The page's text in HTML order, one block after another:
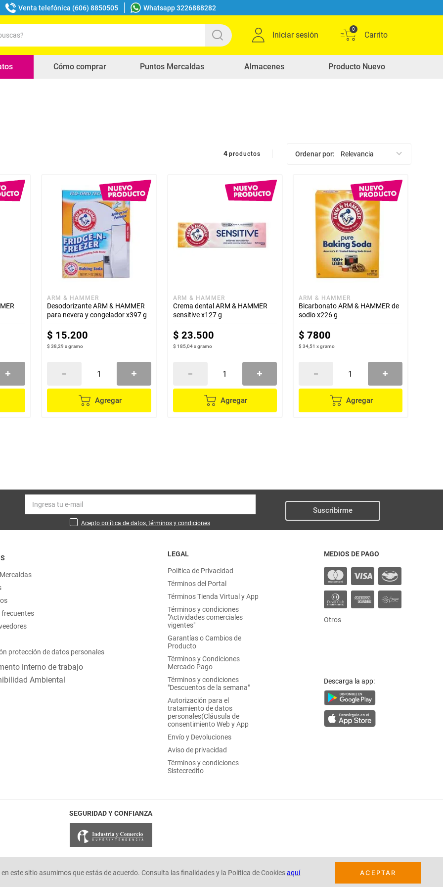
Venta telefónica (606) 8850505 Whatsapp 3226888282
Iniciar sesión
0
Cómo comprar Puntos Mercaldas Almacenes Producto Nuevo
este sitio asumimos que estás de acuerdo. Consulta las finalidades y la Política de Cookiesaquí ACEPTAR
4 productos Ordenar por Relevancia
ARM & HAMMER
Desodorizante ARM & HAMMER
para nevera y congelador x397 g
$ 15.200
$ 38,29 xgramo
Agregar
ARM & HAMMER
Crema dental ARM & HAMMER
sensitive x127 g
$ 23.500
$ 185,04xgramo
Agregar
ARM & HAMMER
Bicarbonato ARM & HAMMER de
sodio x226 g
$ 7800
$ 34,51 xgramo
Agregar
Acepto política de datos, términos y condiciones
Suscribirme
protección de datos personales
interno de trabajo
Ambiental
LEGAL
Política de Privacidad
Términos del Portal
Términos Tienda Virtual y App
Términos y condiciones
"Actividades comerciales
vigentes"
Garantías o Cambios de
Producto
Términos y Condiciones
Mercado Pago
Términos y condiciones
"Descuentos de la semana"
Autorización para el
tratamiento de datos
personales(Cláusula de
consentimiento Web y App
Envío y Devoluciones
Aviso de privacidad
Términos y condiciones
Sistecredito
MEDIOS DE PAGO
Otros
Descarga la app:
SEGURIDAD Y CONFIANZA
buscados